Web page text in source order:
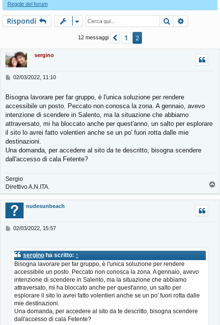
Regole del forum
Rispondi Cerca
12 messaggi Precedente
1 2
sergino
M
s
a
g
g
o
02/03/2022, 11:10
Bisogna lavorare per far gruppo, è l'unica soluzione per rendere
accessibile un posto. Peccato non conosca la zona. A gennaio, avevo
intenzione di scendere in Salento, ma la situazione che abbiamo
attraversato, mi ha bloccato anche per quest'anno, un salto per esplorare
il sito lo avrei fatto volentieri anche se un po' fuori rotta dalle mie
destinazioni.
Una domanda, per accedere al sito da te descritto, bisogna scendere
dall'accesso di cala Fetente?
Sergio
Direttivo A.N.ITA.
p
nudesunbeach
M
02/03/2022, 15:57
sergino ha scritto: ↑
Bisogna lavorare per far gruppo, è l'unica soluzione per rendere
accessibile un posto. Peccato non conosca la zona. A gennaio, avevo
intenzione di scendere in Salento, ma la situazione che abbiamo
attraversato, mi ha bloccato anche per quest'anno, un salto per
esplorare il sito lo avrei fatto volentieri anche se un po' fuori rotta dalle
mie destinazioni.
Una domanda, per accedere al sito da te descritto, bisogna scendere
dall'accesso di cala Fetente?